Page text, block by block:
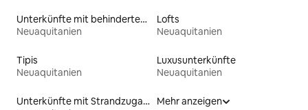
Unterkünfte mit behindertengerechtem WC
Neuaquitanien
Lofts
Neuaquitanien
Tipis
Neuaquitanien
Luxusunterkünfte
Neuaquitanien
Unterkünfte mit Strandzugang
Mehr anzeigen